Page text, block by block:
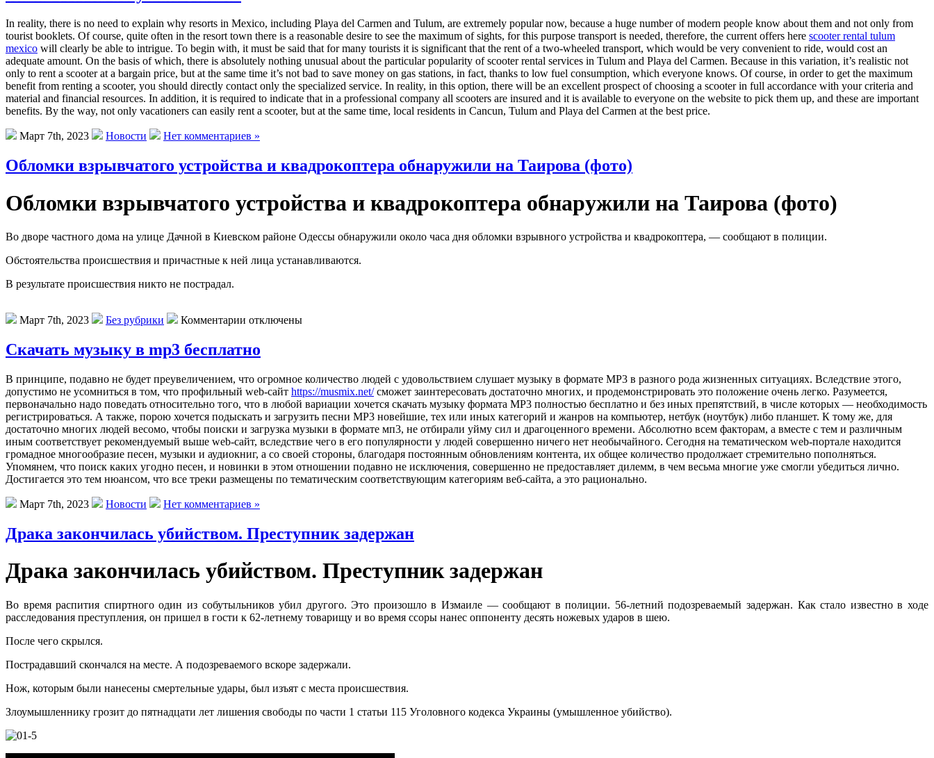
In reality, there is no need to explain why resorts in Mexico, including Playa del Carmen and Tulum, are extremely popular now, because a huge number of modern people know about them and not only from
tourist booklets. Of course, quite often in the resort town there is a reasonable desire to see the maximum of sights, for this purpose transport is needed, therefore, the current offers here scooter rental tulum
mexico will clearly be able to intrigue. To begin with, it must be said that for many tourists it is significant that the rent of a two-wheeled transport, which would be very convenient to ride, would cost an
adequate amount. On the basis of which, there is absolutely nothing unusual about the particular popularity of scooter rental services in Tulum and Playa del Carmen. Because in this variation, it’s realistic not
only to rent a scooter at a bargain price, but at the same time it’s not bad to save money on gas stations, in fact, thanks to low fuel consumption, which everyone knows. Of course, in order to get the maximum
benefit from renting a scooter, you should directly contact only the specialized service. In reality, in this option, there will be an excellent prospect of choosing a scooter in full accordance with your criteria and
material and financial resources. In addition, it is required to indicate that in a professional company all scooters are insured and it is available to everyone on the website to pick them up, and these are important
benefits. By the way, not only vacationers can easily rent a scooter, but at the same time, local residents in Cancun, Tulum and Playa del Carmen at the best price.
Март 7th, 2023 Новости Нет комментариев »
Обломки взрывчатого устройства и квадрокоптера обнаружили на Таирова (фото)
Обломки взрывчатого устройства и квадрокоптера обнаружили на Таирова (фото)
Во дворе частного дома на улице Дачной в Киевском районе Одессы обнаружили около часа дня обломки взрывного устройства и квадрокоптера, — сообщают в полиции.
Обстоятельства происшествия и причастные к ней лица устанавливаются.
В результате происшествия никто не пострадал.
Март 7th, 2023 Без рубрики Комментарии отключены
Скачать музыку в mp3 бесплатно
В принципе, подавно не будет преувеличением, что огромное количество людей с удовольствием слушает музыку в формате MP3 в разного рода жизненных ситуациях. Вследствие этого,
допустимо не усомниться в том, что профильный web-сайт https://musmix.net/сможет заинтересовать достаточно многих, и продемонстрировать это положение очень легко. Разумеется,
первоначально надо поведать относительно того, что в любой вариации хочется скачать музыку формата МР3 полностью бесплатно и без иных препятствий, в числе которых — необходимость
регистрироваться. А также, порою хочется подыскать и загрузить песни MP3 новейшие, тех или иных категорий и жанров на компьютер, нетбук (ноутбук) либо планшет. К тому же, для
достаточно многих людей весомо, чтобы поиски и загрузка музыки в формате мп3, не отбирали уйму сил и драгоценного времени. Абсолютно всем факторам, а вместе с тем и различным
иным соответствует рекомендуемый выше web-сайт, вследствие чего в его популярности у людей совершенно ничего нет необычайного. Сегодня на тематическом web-портале находится
громадное многообразие песен, музыки и аудиокниг, а со своей стороны, благодаря постоянным обновлениям контента, их общее количество продолжает стремительно пополняться.
Упомянем, что поиск каких угодно песен, и новинки в этом отношении подавно не исключения, совершенно не предоставляет дилемм, в чем весьма многие уже смогли убедиться лично.
Достигается это тем нюансом, что все треки размещены по тематическим соответствующим категориям веб-сайта, а это рационально.
Март 7th, 2023 Новости Нет комментариев »
Драка закончилась убийством. Преступник задержан
Драка закончилась убийством. Преступник задержан
Во время распития спиртного один из собутыльников убил другого. Это произошло в Измаиле — сообщают в полиции. 56-летний подозреваемый задержан. Как стало известно в ходе
расследования преступления, он пришел в гости к 62-летнему товарищу и во время ссоры нанес оппоненту десять ножевых ударов в шею.
После чего скрылся.
Пострадавший скончался на месте. А подозреваемого вскоре задержали.
Нож, которым были нанесены смертельные удары, был изъят с места происшествия.
Злоумышленнику грозит до пятнадцати лет лишения свободы по части 1 статьи 115 Уголовного кодекса Украины (умышленное убийство).